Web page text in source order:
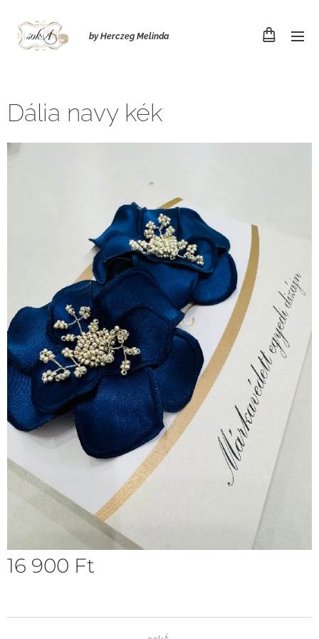
by Herczeg Melinda
Dália navy kék
16 900 Ft